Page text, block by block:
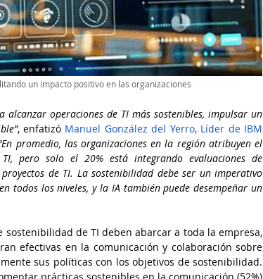
un impacto positivo en las organizaciones
alcanzar operaciones de TI más sostenibles, impulsar un
, enfatizó Manuel González del Yerro, Líder de IBM
promedio, las organizaciones en la región atribuyen el
pero solo el 20% está integrando evaluaciones de
de TI. La sostenibilidad debe ser un imperativo
todos los niveles, y la IA también puede desempeñar un
de TI deben abarcar a toda la empresa,
efectivas en la comunicación y colaboración sobre
sus políticas con los objetivos de sostenibilidad.